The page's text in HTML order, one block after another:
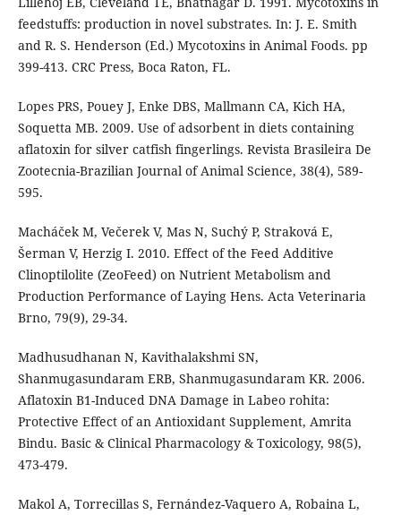
feedstuffs: production in novel substrates. In: J. E. Smith
and R. S. Henderson (Ed.) Mycotoxins in Animal Foods. pp
399-413. CRC Press, Boca Raton, FL.
Lopes PRS, Pouey J, Enke DBS, Mallmann CA, Kich HA,
Soquetta MB. 2009. Use of adsorbent in diets containing
aflatoxin for silver catfish fingerlings. Revista Brasileira De
Zootecnia-Brazilian Journal of Animal Science, 38(4), 589-
595.
Macháček M, Večerek V, Mas N, Suchý P, Straková E,
Šerman V, Herzig I. 2010. Effect of the Feed Additive
Clinoptilolite (ZeoFeed) on Nutrient Metabolism and
Production Performance of Laying Hens. Acta Veterinaria
Brno, 79(9), 29-34.
Madhusudhanan N, Kavithalakshmi SN,
Shanmugasundaram ERB, Shanmugasundaram KR. 2006.
Aflatoxin B1-Induced DNA Damage in Labeo rohita:
Protective Effect of an Antioxidant Supplement, Amrita
Bindu. Basic & Clinical Pharmacology & Toxicology, 98(5),
473-479.
Makol A, Torrecillas S, Fernández-Vaquero A, Robaina L,